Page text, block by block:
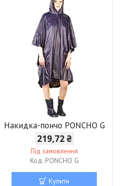
Накидка-пончо PONCHO G
219,72 ₴
Під замовлення
PONCHO G
Купити